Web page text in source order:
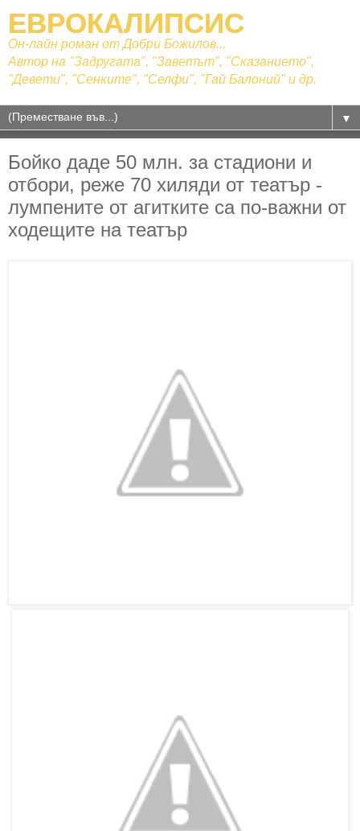
ЕВРОКАЛИПСИС
Он-лайн роман от Добри Божилов...
Автор на "Задругата", "Заветът", "Сказанието",
"Девети", "Сенките", "Селфи", "Гай Балоний" и др.
▼
Бойко даде 50 млн. за стадиони и
отбори, реже 70 хиляди от театър -
лумпените от агитките са по-важни от
ходещите на театър